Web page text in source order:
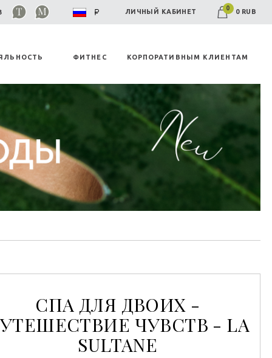
ЛИЧНЫЙ КАБИНЕТ 0 0 RUB
ФИТНЕС КОРПОРАТИВНЫМ КЛИЕНТАМ
СПА ДЛЯ ДВОИХ -
ЧУВСТВ - LA
SULTANE